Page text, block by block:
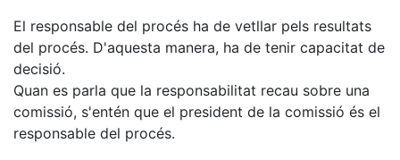
El responsable del procés ha de vetllar pels resultats
del procés. D'aquesta manera, ha de tenir capacitat de
decisió.
Quan es parla que la responsabilitat recau sobre una
comissió, s'entén que el president de la comissió és el
responsable del procés.